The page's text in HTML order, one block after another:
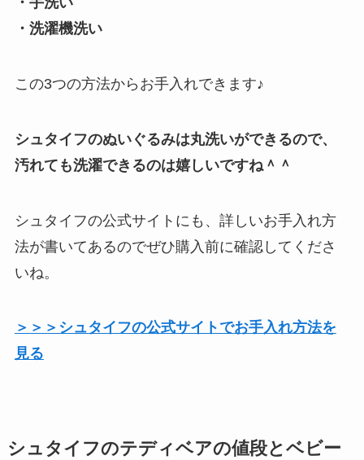
・洗濯機洗い
この3つの方法からお手入れできます♪
シュタイフのぬいぐるみは丸洗いができるので、
汚れても洗濯できるのは嬉しいですね＾＾
シュタイフの公式サイトにも、詳しいお手入れ方
法が書いてあるのでぜひ購入前に確認してくださ
いね。
＞＞＞シュタイフの公式サイトでお手入れ方法を
見る
シュタイフのテディベアの値段とベビー